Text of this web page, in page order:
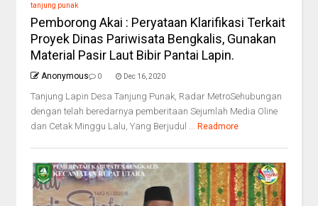
tanjung punak
Pemborong Akai : Peryataan Klarifikasi Terkait
Proyek Dinas Pariwisata Bengkalis, Gunakan
Material Pasir Laut Bibir Pantai Lapin.
Anonymous 0 Dec 16, 2020
Tanjung Lapin Desa Tanjung Punak, Radar MetroSehubungan
dengan telah beredarnya pemberitaan Sejumlah Media Oline
dan Cetak Minggu Lalu, Yang Berjudul ... Readmore